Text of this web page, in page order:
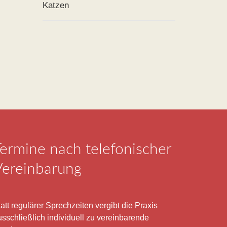
Katzen
Termine nach telefonischer
regulärer Sprechzeiten vergibt die Praxis
individuell zu vereinbarende